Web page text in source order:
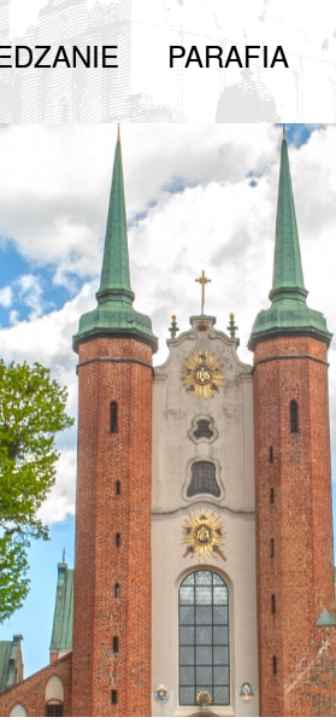
PARAFIA